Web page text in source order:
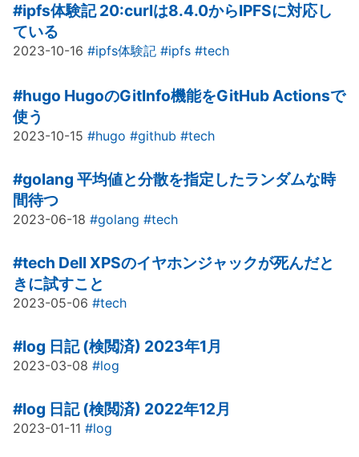
#ipfs体験記 20:curlは8.4.0からIPFSに対応し
ている
2023-10-16 #ipfs体験記 #ipfs #tech
#hugo HugoのGitInfo機能をGitHub Actionsで
使う
2023-10-15 #hugo #github #tech
#golang 平均値と分散を指定したランダムな時
間待つ
2023-06-18 #golang #tech
#tech Dell XPSのイヤホンジャックが死んだと
きに試すこと
2023-05-06 #tech
#log 日記 (検閲済) 2023年1月
2023-03-08 #log
#log 日記 (検閲済) 2022年12月
2023-01-11 #log